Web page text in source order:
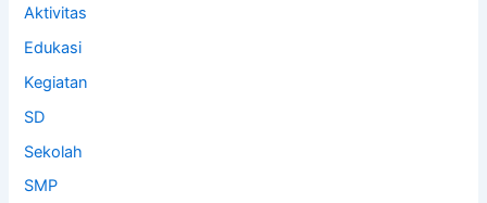
Aktivitas
Edukasi
Kegiatan
SD
Sekolah
SMP